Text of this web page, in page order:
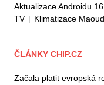
Aktualizace Androidu 16
TV | Klimatizace
ČLÁNKY CHIP.CZ
Začala platit evropská